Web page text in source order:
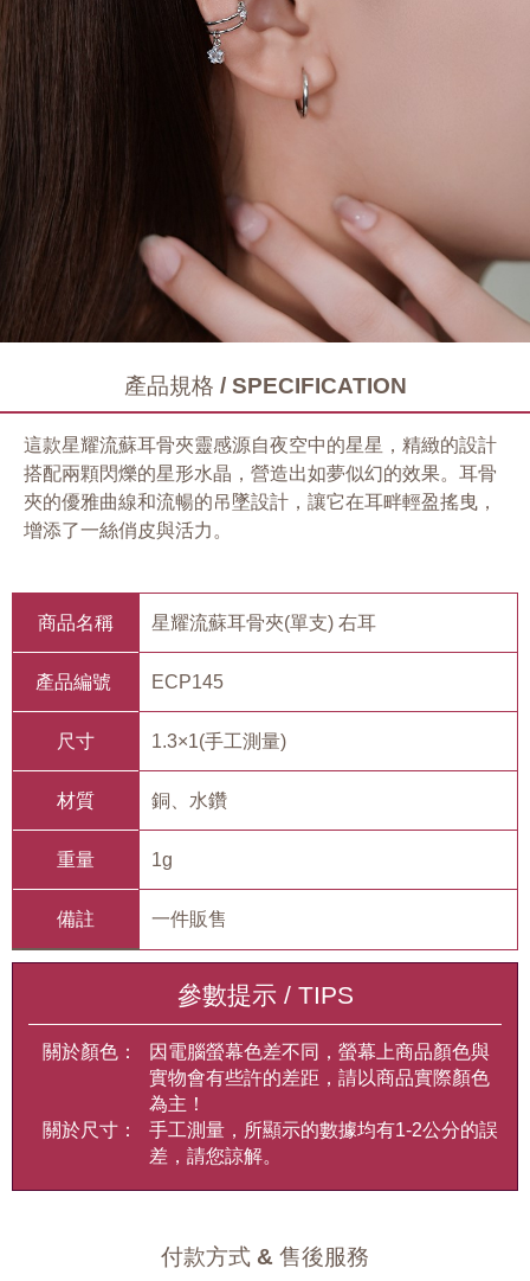
產品規格 / SPECIFICATION
這款星耀流蘇耳骨夾靈感源自夜空中的星星，精緻的設計
搭配兩顆閃爍的星形水晶，營造出如夢似幻的效果。耳骨
夾的優雅曲線和流暢的吊墜設計，讓它在耳畔輕盈搖曳，
增添了一絲俏皮與活力。
商品名稱 星耀流蘇耳骨夾(單支) 右耳
產品編號 ECP145
尺寸 1.3×1(手工測量)
材質 銅、水鑽
重量 1g
備註 一件販售
參數提示 / TIPS
關於顏色：
因電腦螢幕色差不同，螢幕上商品顏色與
實物會有些許的差距，請以商品實際顏色
為主！
關於尺寸：
手工測量，所顯示的數據均有1-2公分的誤
差，請您諒解。
付款方式 & 售後服務